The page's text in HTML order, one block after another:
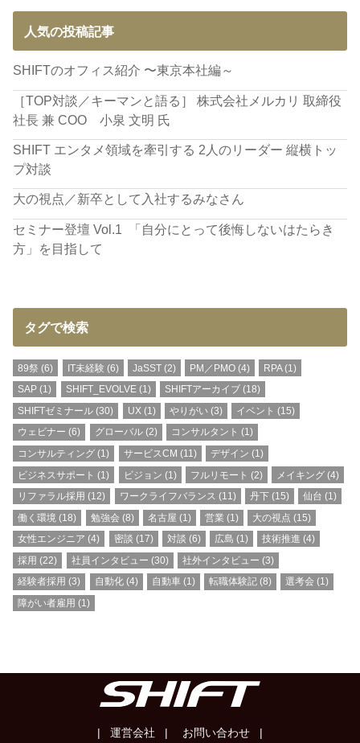
人気の投稿記事
SHIFTのオフィス紹介 〜東京本社編～
［TOP対談／キーマンと語る］ 株式会社メルカリ 取締役
社長 兼 COO 小泉 文明 氏
SHIFT エンタメ領域を牽引する 2人のリーダー 縦横トッ
プ対談
大の視点／新卒として入社するみなさん
セミナー登壇 Vol.1 「自分にとって後悔しないはたらき
方」を目指して​
タグで検索
89祭 (6) IT未経験 (6) JaSST(2) PM／PMO (4) RPA(1)
SAP (1) SHIFT_EVOLVE(1) SHIFTアーカイブ(18)
SHIFTゼミナール (30) UX(1) やりがい(3) イベント (15)
ウェビナー (6) グローバル(2) コンサルタント (1)
コンサルティング (1) サービスCM (11) デザイン (1)
ビジネスサポート (1) ビジョン (1) フルリモート (2) メイキング (4)
リファラル採用 (12) ワークライフバランス (11) 丹下(15) 仙台 (1)
働く環境 (18) 勉強会 (8) 名古屋 (1) 営業 (1) 大の視点 (15)
女性エンジニア (4) 密談 (17) 対談 (6) 広島 (1) 技術推進 (4)
採用 (22) 社員インタビュー (30) 社外インタビュー (3)
経験者採用 (3) 自動化(4) 自動車(1) 転職体験記 (8) 選考会 (1)
障がい者雇用 (1)
| 運営会社 | お問い合わせ |